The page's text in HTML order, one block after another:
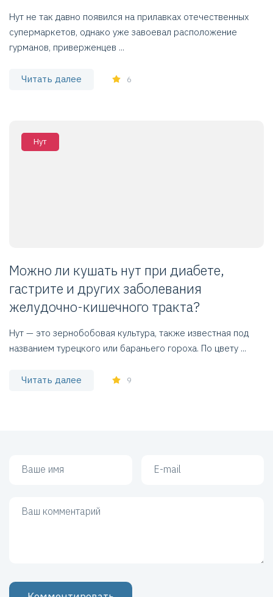
Нут не так давно появился на прилавках отечественных
супермаркетов, однако уже завоевал расположение
гурманов, приверженцев ...
Читать далее 6
Нут
Можно ли кушать нут при диабете,
гастрите и других заболевания
желудочно-кишечного тракта?
Нут — это зернобобовая культура, также известная под
названием турецкого или бараньего гороха. По цвету ...
Читать далее 9